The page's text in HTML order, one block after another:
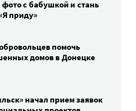
фото с бабушкой и стань
приду»
помочь
домов в Донецке
начал прием заявок